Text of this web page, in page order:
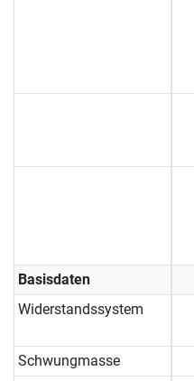
Basisdaten
Widerstandssystem
Schwungmasse